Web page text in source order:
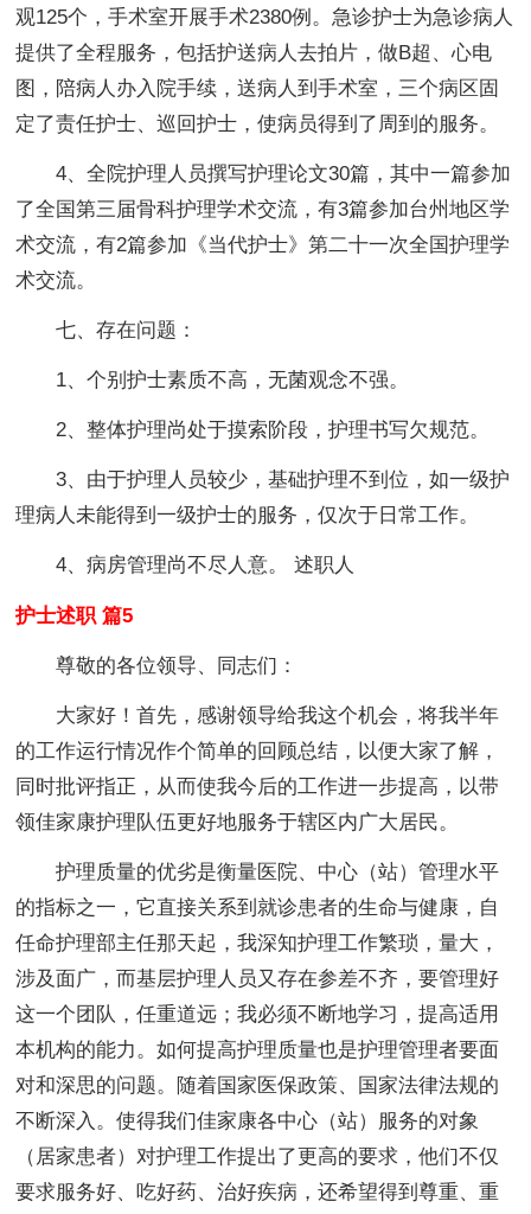
观125个，手术室开展手术2380例。急诊护士为急诊病人
提供了全程服务，包括护送病人去拍片，做B超、心电
图，陪病人办入院手续，送病人到手术室，三个病区固
定了责任护士、巡回护士，使病员得到了周到的服务。
4、全院护理人员撰写护理论文30篇，其中一篇参加
了全国第三届骨科护理学术交流，有3篇参加台州地区学
术交流，有2篇参加《当代护士》第二十一次全国护理学
术交流。
七、存在问题：
1、个别护士素质不高，无菌观念不强。
2、整体护理尚处于摸索阶段，护理书写欠规范。
3、由于护理人员较少，基础护理不到位，如一级护
理病人未能得到一级护士的服务，仅次于日常工作。
4、病房管理尚不尽人意。 述职人
护士述职 篇5
尊敬的各位领导、同志们：
大家好！首先，感谢领导给我这个机会，将我半年
的工作运行情况作个简单的回顾总结，以便大家了解，
同时批评指正，从而使我今后的工作进一步提高，以带
领佳家康护理队伍更好地服务于辖区内广大居民。
护理质量的优劣是衡量医院、中心（站）管理水平
的指标之一，它直接关系到就诊患者的生命与健康，自
任命护理部主任那天起，我深知护理工作繁琐，量大，
涉及面广，而基层护理人员又存在参差不齐，要管理好
这一个团队，任重道远；我必须不断地学习，提高适用
本机构的能力。如何提高护理质量也是护理管理者要面
对和深思的问题。随着国家医保政策、国家法律法规的
不断深入。使得我们佳家康各中心（站）服务的对象
（居家患者）对护理工作提出了更高的要求，他们不仅
要求服务好、吃好药、治好疾病，还希望得到尊重、重